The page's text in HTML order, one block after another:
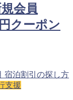
会員
クーポン
支援